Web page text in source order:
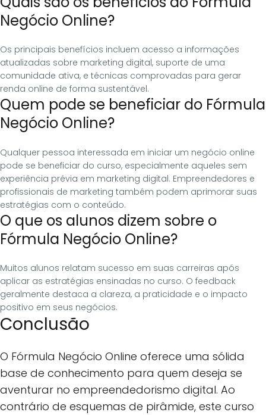
Negócio Online?
Os principais benefícios incluem acesso a informações
atualizadas sobre marketing digital, suporte de uma
comunidade ativa, e técnicas comprovadas para gerar
renda online de forma sustentável.
Quem pode se beneficiar do Fórmula
Negócio Online?
Qualquer pessoa interessada em iniciar um negócio online
pode se beneficiar do curso, especialmente aqueles sem
experiência prévia em marketing digital. Empreendedores e
profissionais de marketing também podem aprimorar suas
estratégias com o conteúdo.
O que os alunos dizem sobre o
Fórmula Negócio Online?
Muitos alunos relatam sucesso em suas carreiras após
aplicar as estratégias ensinadas no curso. O feedback
geralmente destaca a clareza, a praticidade e o impacto
positivo em seus negócios.
Conclusão
O Fórmula Negócio Online oferece uma sólida
base de conhecimento para quem deseja se
aventurar no empreendedorismo digital. Ao
contrário de esquemas de pirâmide, este curso